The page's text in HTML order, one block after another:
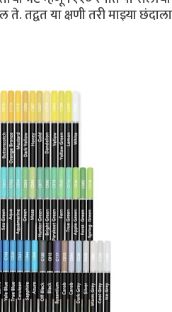
ते. तद्वत या क्षणी तरी माझ्या